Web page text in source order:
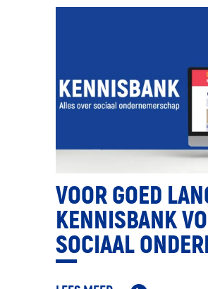
VOOR GOED
KENNISBANK
SOCIAAL